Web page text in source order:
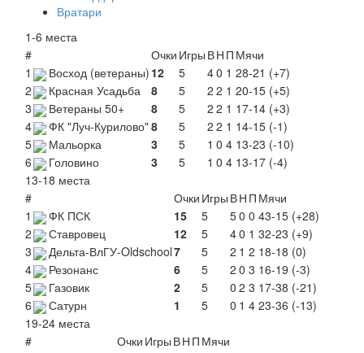
Вратари
1-6 места
#
Очки Игры ВН П Мячи
1
Восход (ветераны) 12 5 40 1 28-21 (+7)
2
Красная Усадьба 8 5 2 2 1 20-15 (+5)
3
Ветераны 50+ 8 5 2 2 1 17-14 (+3)
4
ФК "Луч-Курилово"8 5 2 2 1 14-15 (-1)
5
Мальорка 3 5 1 0 4 13-23 (-10)
6
Головино 3 5 1 0 4 13-17 (-4)
13-18 места
#
Очки Игры ВН П Мячи
1
ФК ПСК 15 5 50 0 43-15 (+28)
2
Ставровец 12 5 40 1 32-23 (+9)
3
Дельта-ВлГУ-Oldschool7 5 2 1 2 18-18 (0)
4
Резонанс 6 5 2 0 3 16-19 (-3)
5
Газовик 2 5 0 2 3 17-38 (-21)
6
Сатурн 1 5 0 1 4 23-36 (-13)
19-24 места
#
Очки Игры ВН П Мячи